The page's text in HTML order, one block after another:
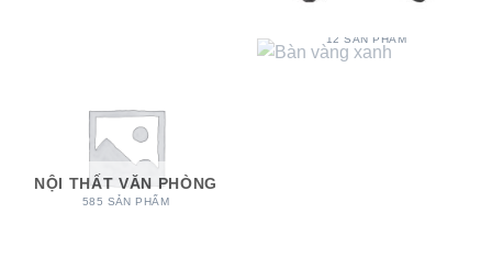
NỘI THẤT VĂN PHÒNG
585 SẢN PHẨM
12 SẢN PHẨM